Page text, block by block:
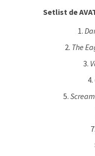
Setlist de
The